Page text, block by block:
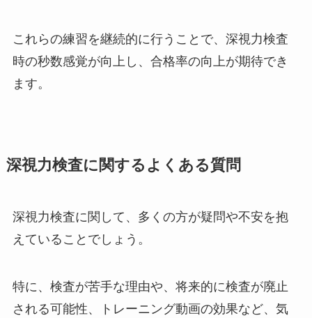
これらの練習を継続的に行うことで、深視力検査
時の秒数感覚が向上し、合格率の向上が期待でき
ます。
深視力検査に関するよくある質問
深視力検査に関して、多くの方が疑問や不安を抱
えていることでしょう。
特に、検査が苦手な理由や、将来的に検査が廃止
される可能性、トレーニング動画の効果など、気